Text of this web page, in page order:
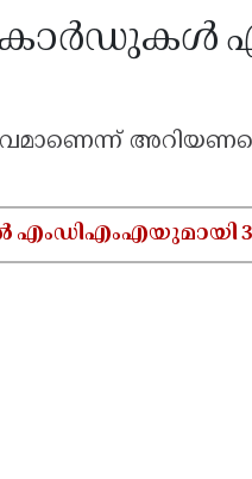
എംഡിഎംഎയുമായി